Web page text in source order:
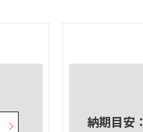
納期目安：